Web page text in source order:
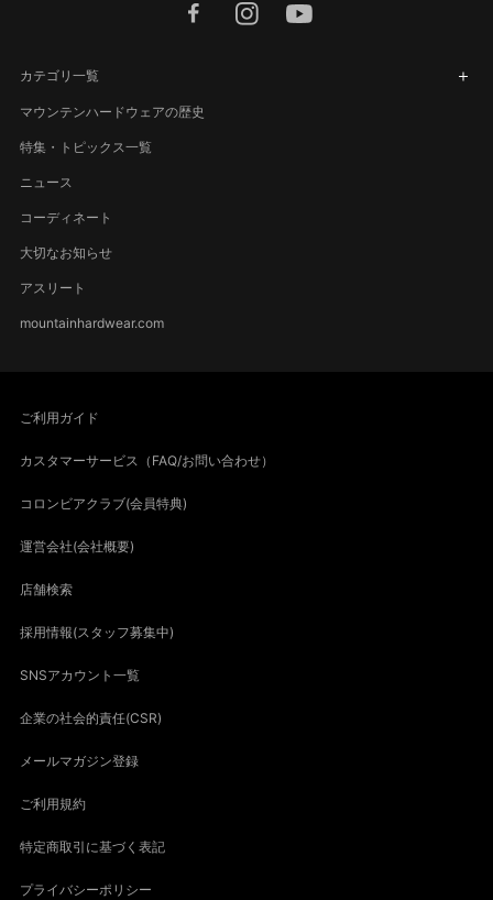
facebookinstagram
カテゴリ一覧
マウンテンハードウェアの歴史
特集・トピックス一覧
ニュース
コーディネート
大切なお知らせ
アスリート
mountainhardwear.com
ご利用ガイド
カスタマーサービス（FAQ/お問い合わせ）
コロンビアクラブ(会員特典)
運営会社(会社概要)
店舗検索
採用情報(スタッフ募集中)
SNSアカウント一覧
企業の社会的責任(CSR)
メールマガジン登録
ご利用規約
特定商取引に基づく表記
プライバシーポリシー